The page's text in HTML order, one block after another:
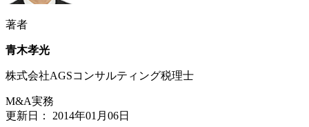
著者
青木孝光
株式会社AGSコンサルティング税理士
M&A実務
更新日： 2014年01月06日